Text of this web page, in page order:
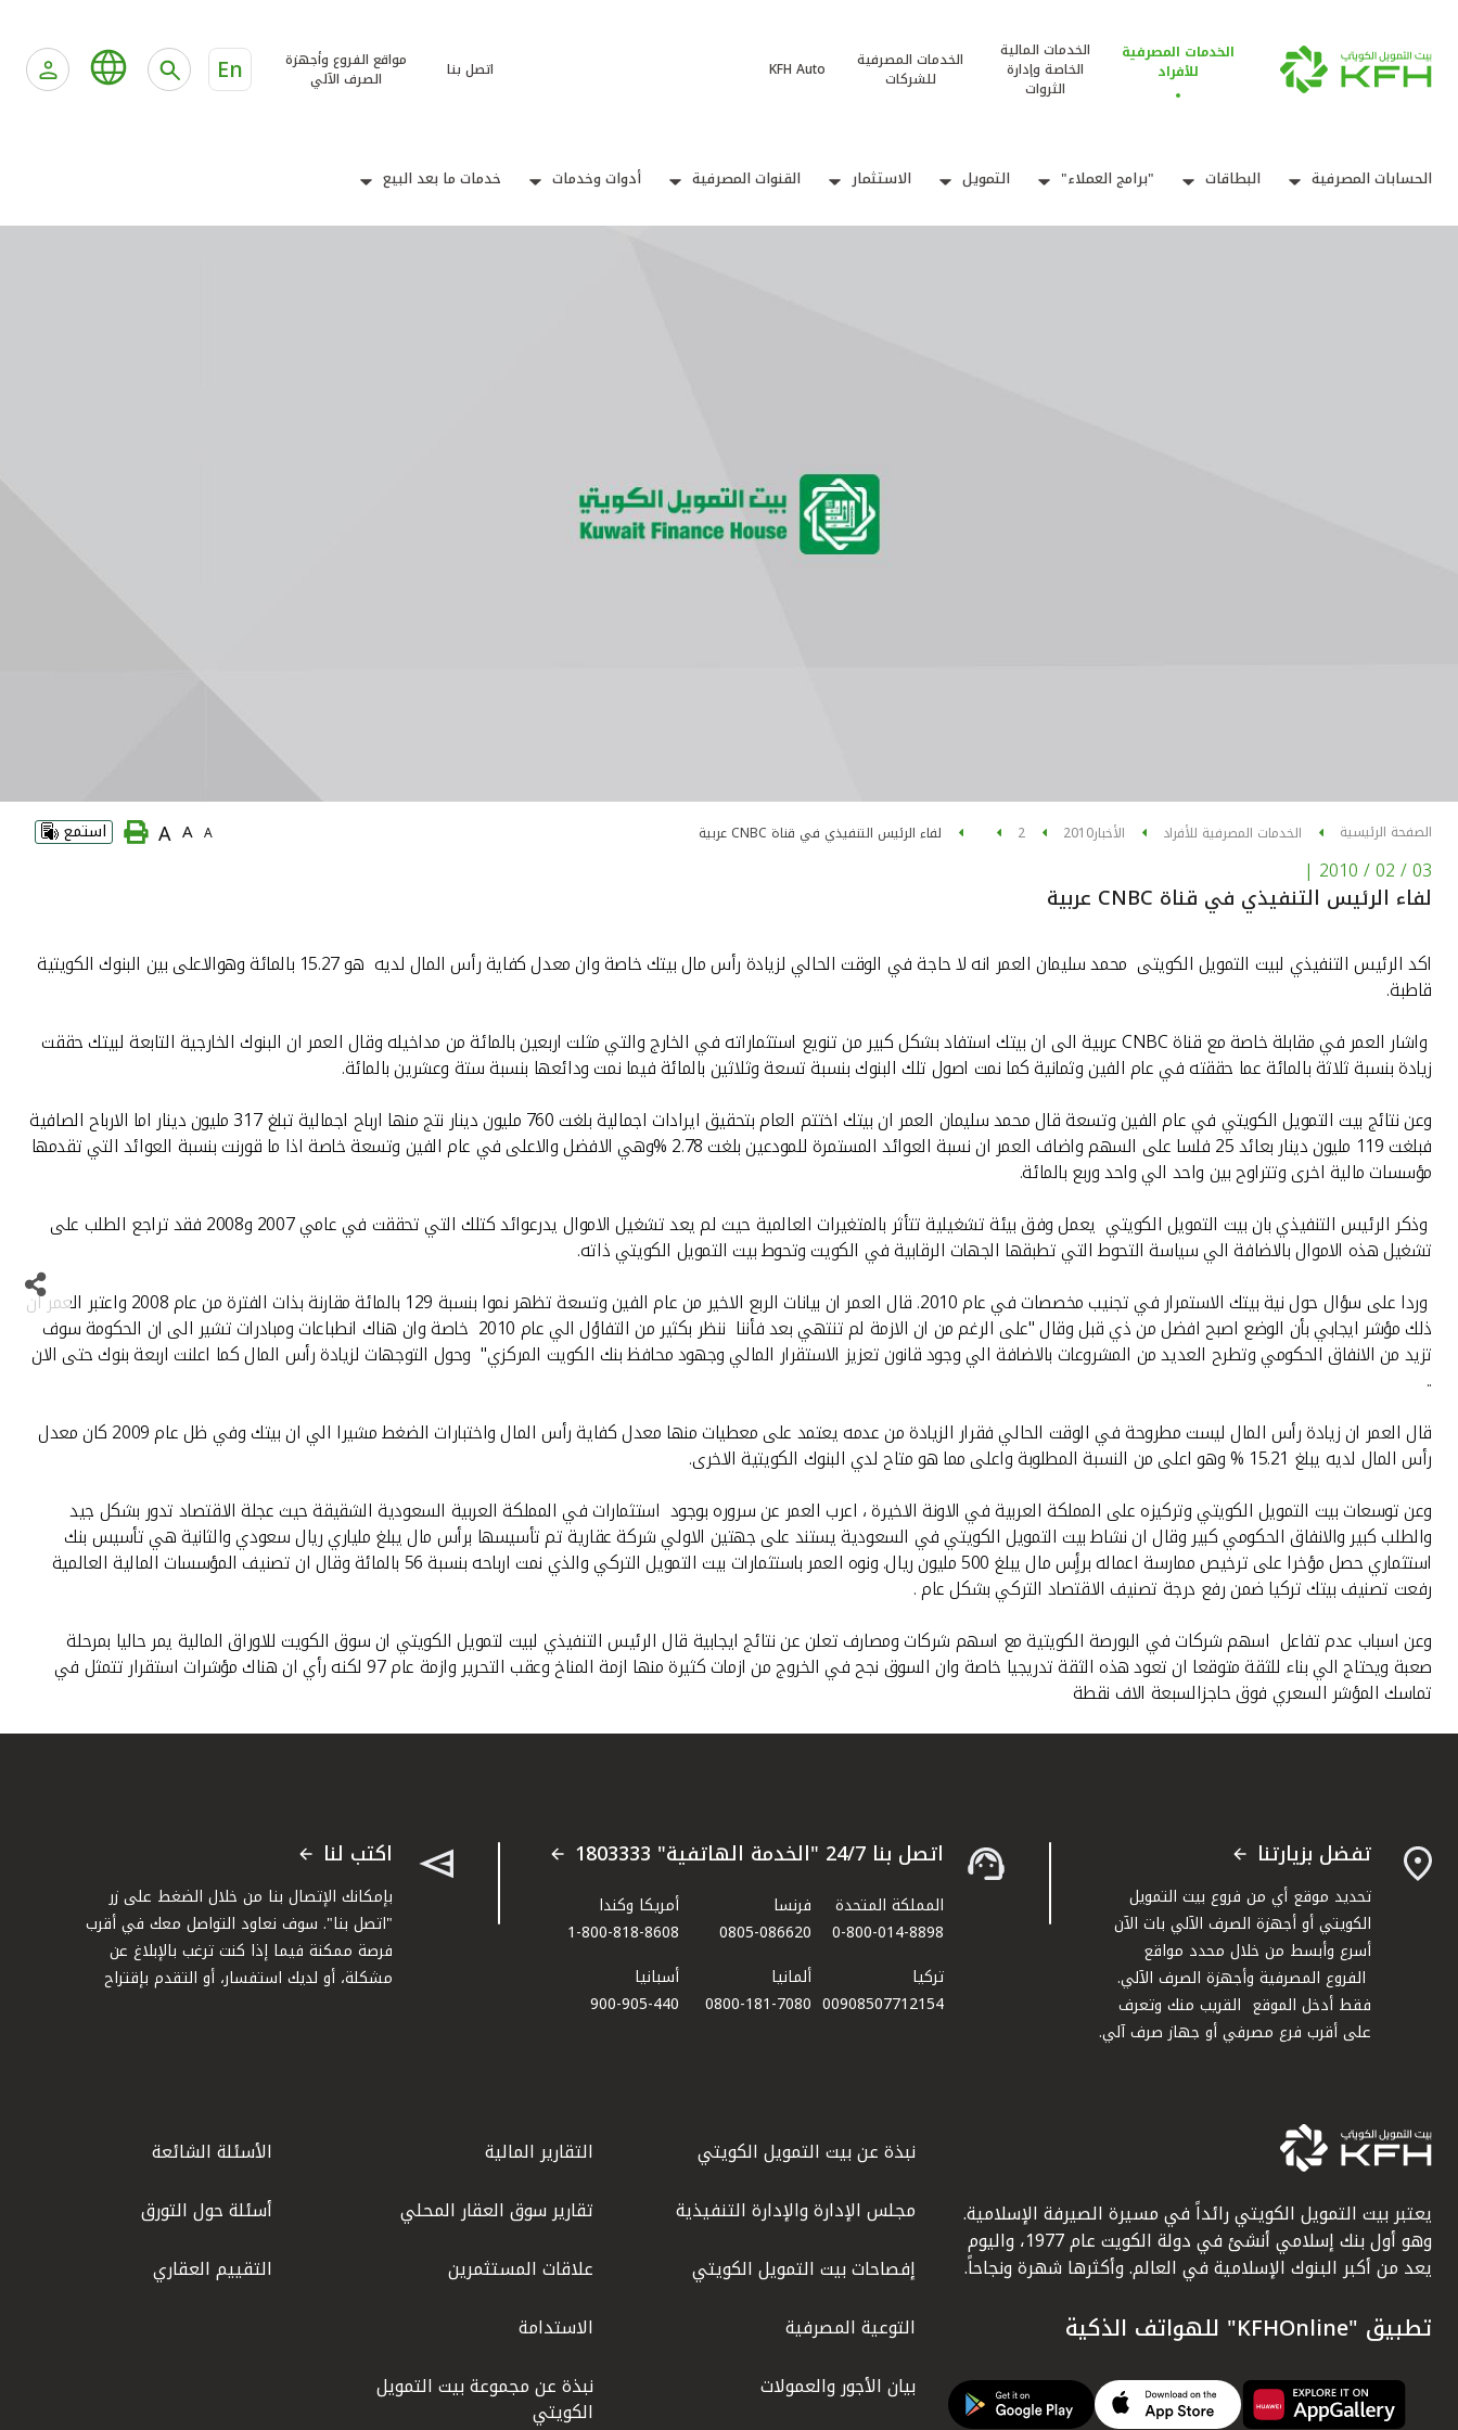
الخدمات المصرفية
للأفراد
الخدمات المالية
الخاصة وإدارة
الثروات
الخدمات المصرفية
للشركات
KFH Auto اتصل بنا
مواقع الفروع وأجهزة
الصرف الآلي
En
الحسابات المصرفية البطاقات "برامج العملاء" التمويل الاستثمار القنوات المصرفية أدوات وخدمات خدمات ما بعد البيع
الصفحة الرئيسية الخدمات المصرفية للأفراد الأخبار2010
2 لفاء الرئيس التنفيذي في قناة CNBC عربية A
A
A استمع
03 / 02 / 2010
|
لفاء الرئيس التنفيذي في قناة CNBC عربية
اكد الرئيس التنفيذي لبيت التمويل الكويتى محمد سليمان العمر انه لا حاجة في الوقت الحالي لزيادة رأس مال بيتك خاصة وان معدل كفاية رأس المال لديه هو 15.27 بالمائة وهوالاعلى بين البنوك الكويتية
قاطبة.
واشار العمر في مقابلة خاصة مع قناة CNBC عربية الى ان بيتك استفاد بشكل كبير من تنويع استثماراته في الخارج والتي مثلت اربعين بالمائة من مداخيله وقال العمر ان البنوك الخارجية التابعة لبيتك حققت
زيادة بنسبة ثلاثة بالمائة عما حققته في عام الفين وثمانية كما نمت اصول تلك البنوك بنسبة تسعة وثلاثين بالمائة فيما نمت ودائعها بنسبة ستة وعشرين بالمائة.
وعن نتائج بيت التمويل الكويتي في عام الفين وتسعة قال محمد سليمان العمر ان بيتك اختتم العام بتحقيق ايرادات اجمالية بلغت 760 مليون دينار نتج منها ارباح اجمالية تبلغ 317 مليون دينار اما الارباح الصافية
فبلغت 119 مليون دينار بعائد 25 فلسا على السهم واضاف العمر ان نسبة العوائد المستمرة للمودعين بلغت 2.78 %وهي الافضل والاعلى في عام الفين وتسعة خاصة اذا ما قورنت بنسبة العوائد التي تقدمها
مؤسسات مالية اخرى وتتراوح بين واحد الي واحد وربع بالمائة.
وذكر الرئيس التنفيذي بان بيت التمويل الكويتي يعمل وفق بيئة تشغيلية تتأثر بالمتغيرات العالمية حيث لم يعد تشغيل الاموال يدرعوائد كتلك التي تحققت في عامي 2007 و2008 فقد تراجع الطلب على
تشغيل هذه الاموال بالاضافة الي سياسة التحوط التي تطبقها الجهات الرقابية في الكويت وتحوط بيت التمويل الكويتي ذاته.
وردا على سؤال حول نية بيتك الاستمرار في تجنيب مخصصات في عام 2010. قال العمر ان بيانات الربع الاخير من عام الفين وتسعة تظهر نموا بنسبة 129 بالمائة مقارنة بذات الفترة من عام 2008 واعتبر العمر ان
ذلك مؤشر ايجابي بأن الوضع اصبح افضل من ذي قبل وقال "على الرغم من ان الازمة لم تنتهي بعد فأننا ننظر بكثير من التفاؤل الي عام 2010 خاصة وان هناك انطباعات ومبادرات تشير الى ان الحكومة سوف
تزيد من الانفاق الحكومي وتطرح العديد من المشروعات بالاضافة الي وجود قانون تعزيز الاستقرار المالي وجهود محافظ بنك الكويت المركزي" وحول التوجهات لزيادة رأس المال كما اعلنت اربعة بنوك حتى الان
..
قال العمر ان زيادة رأس المال ليست مطروحة في الوقت الحالي فقرار الزيادة من عدمه يعتمد على معطيات منها معدل كفاية رأس المال واختبارات الضغط مشيرا الي ان بيتك وفي ظل عام 2009 كان معدل
رأس المال لديه يبلغ 15.21 % وهو اعلى من النسبة المطلوبة واعلى مما هو متاح لدي البنوك الكويتية الاخرى.
وعن توسعات بيت التمويل الكويتي وتركيزه على المملكة العربية في الاونة الاخيرة ، اعرب العمر عن سروره بوجود استثمارات في المملكة العربية السعودية الشقيقة حيث عجلة الاقتصاد تدور بشكل جيد
والطلب كبير والانفاق الحكومي كبير وقال ان نشاط بيت التمويل الكويتي في السعودية يستند على جهتين الاولي شركة عقارية تم تأسيسها برأس مال يبلغ ملياري ريال سعودي والثانية هي تأسيس بنك
استثماري حصل مؤخرا على ترخيص ممارسة اعماله برأٍس مال يبلغ 500 مليون ريال. ونوه العمر باستثمارات بيت التمويل التركي والذي نمت ارباحه بنسبة 56 بالمائة وقال ان تصنيف المؤسسات المالية العالمية
رفعت تصنيف بيتك تركيا ضمن رفع درجة تصنيف الاقتصاد التركي بشكل عام .
وعن اسباب عدم تفاعل اسهم شركات في البورصة الكويتية مع اسهم شركات ومصارف تعلن عن نتائج ايجابية قال الرئيس التنفيذي لبيت لتمويل الكويتي ان سوق الكويت للاوراق المالية يمر حاليا بمرحلة
صعبة ويحتاج الي بناء للثقة متوقعا ان تعود هذه الثقة تدريجيا خاصة وان السوق نجح في الخروج من ازمات كثيرة منها ازمة المناخ وعقب التحرير وازمة عام 97 لكنه رأي ان هناك مؤشرات استقرار تتمثل في
تماسك المؤشر السعري فوق حاجزالسبعة الاف نقطة
تفضل بزيارتنا
تحديد موقع أي من فروع بيت التمويل
الكويتي أو أجهزة الصرف الآلي بات الآن
أسرع وأبسط من خلال محدد مواقع
الفروع المصرفية وأجهزة الصرف الآلي.
فقط أدخل الموقع القريب منك وتعرف
على أقرب فرع مصرفي أو جهاز صرف آلي.
اتصل بنا 24/7 "الخدمة الهاتفية" 1803333
المملكة المتحدة
0-800-014-8898
فرنسا
0805-086620
أمريكا وكندا
1-800-818-8608
تركيا
00908507712154​
ألمانيا
0800-181-7080
أسبانيا
900-905-440
اكتب لنا
بإمكانك الإتصال بنا من خلال الضغط على زر
"اتصل بنا". سوف نعاود التواصل معك في أقرب
فرصة ممكنة فيما إذا كنت ترغب بالإبلاغ عن
مشكلة، أو لديك استفسار، أو التقدم بإقتراح
يعتبر بيت التمويل الكويتي رائداً في مسيرة الصيرفة الإسلامية.
وهو أول بنك إسلامي أنشئ في دولة الكويت عام 1977، واليوم
يعد من أكبر البنوك الإسلامية في العالم. وأكثرها شهرة ونجاحاً.
تطبيق "KFHOnline" للهواتف الذكية
نبذة عن بيت التمويل الكويتي
مجلس الإدارة والإدارة التنفيذية
إفصاحات بيت التمويل الكويتي
التوعية المصرفية
بيان الأجور والعمولات
التقارير المالية
تقارير سوق العقار المحلي
علاقات المستثمرين
الاستدامة
نبذة عن مجموعة بيت التمويل
الكويتي
الأسئلة الشائعة
أسئلة حول التورق
التقييم العقاري